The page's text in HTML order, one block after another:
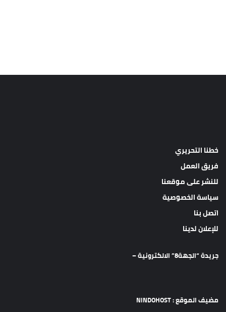
خطنا التحريري
فريق العمل
للنشر على موقعنا
سياسة الخصوصية
اتصل بنا
للإعلان لدينا
جريدة “الجهة8” الالكترونية –
مضيف الموقع : NINDOHOST